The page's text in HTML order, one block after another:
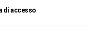
di accesso